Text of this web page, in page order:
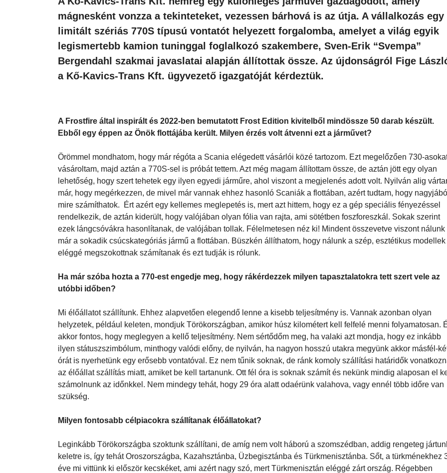
A Kő-Kavics-Trans Kft. nemrég egy különleges járművel gazdagodott, amely
mágnesként vonzza a tekinteteket, vezessen bárhová is az útja. A vállalkozás egy
limitált szériás 770S típusú vontatót helyezett forgalomba, amelyet a világ egyik
legismertebb kamion tuninggal foglalkozó szakembere, Sven-Erik “Svempa”
A Frostfire által inspirált és 2022-ben bemutatott Frost Edition kivitelből mindössze 50 darab készült.
Ebből egy éppen az Önök flottájába került. Milyen érzés volt átvenni ezt a járművet?
Örömmel mondhatom, hogy már régóta a Scania elégedett vásárlói közé tartozom. Ezt megelőzően 730-
vásároltam, majd aztán a 770S-sel is próbát tettem. Azt még magam állítottam össze, de aztán jött egy olyan
lehetőség, hogy szert tehetek egy ilyen egyedi járműre, ahol viszont a megjelenés adott volt. Nyilván alig
már, hogy megérkezzen, de mivel már vannak ehhez hasonló Scaniák a flottában, azért tudtam, hogy
mire számíthatok. Ért azért egy kellemes meglepetés is, mert azt hittem, hogy ez a gép speciális fényezéssel
rendelkezik, de aztán kiderült, hogy valójában olyan fólia van rajta, ami sötétben foszforeszkál. Sokak szerint
ezek lángcsóvákra hasonlítanak, de valójában tollak. Félelmetesen néz ki! Mindent összevetve viszont nálunk
már a sokadik csúcskategóriás jármű a flottában. Büszkén állíthatom, hogy nálunk a szép, esztétikus modellek
eléggé megszokottnak számítanak és ezt tudják is rólunk.
Ha már szóba hozta a 770-est engedje meg, hogy rákérdezzek milyen tapasztalatokra tett szert vele az
utóbbi időben?
Mi élőállatot szállítunk. Ehhez alapvetően elegendő lenne a kisebb teljesítmény is. Vannak azonban olyan
helyzetek, például keleten, mondjuk Törökországban, amikor húsz kilométert kell felfelé menni folyamatosan.
akkor fontos, hogy meglegyen a kellő teljesítmény. Nem sértődőm meg, ha valaki azt mondja, hogy ez inkább
ilyen státuszszimbólum, minthogy valódi előny, de nyilván, ha nagyon hosszú utakra megyünk akkor másfél-
órát is nyerhetünk egy erősebb vontatóval. Ez nem tűnik soknak, de ránk komoly szállítási határidők
az élőállat szállítás miatt, amiket be kell tartanunk. Ott fél óra is soknak számít és nekünk mindig alaposan el
számolnunk az időnkkel. Nem mindegy tehát, hogy 29 óra alatt odaérünk valahova, vagy ennél több időre van
szükség.
Milyen fontosabb célpiacokra szállítanak élőállatokat?